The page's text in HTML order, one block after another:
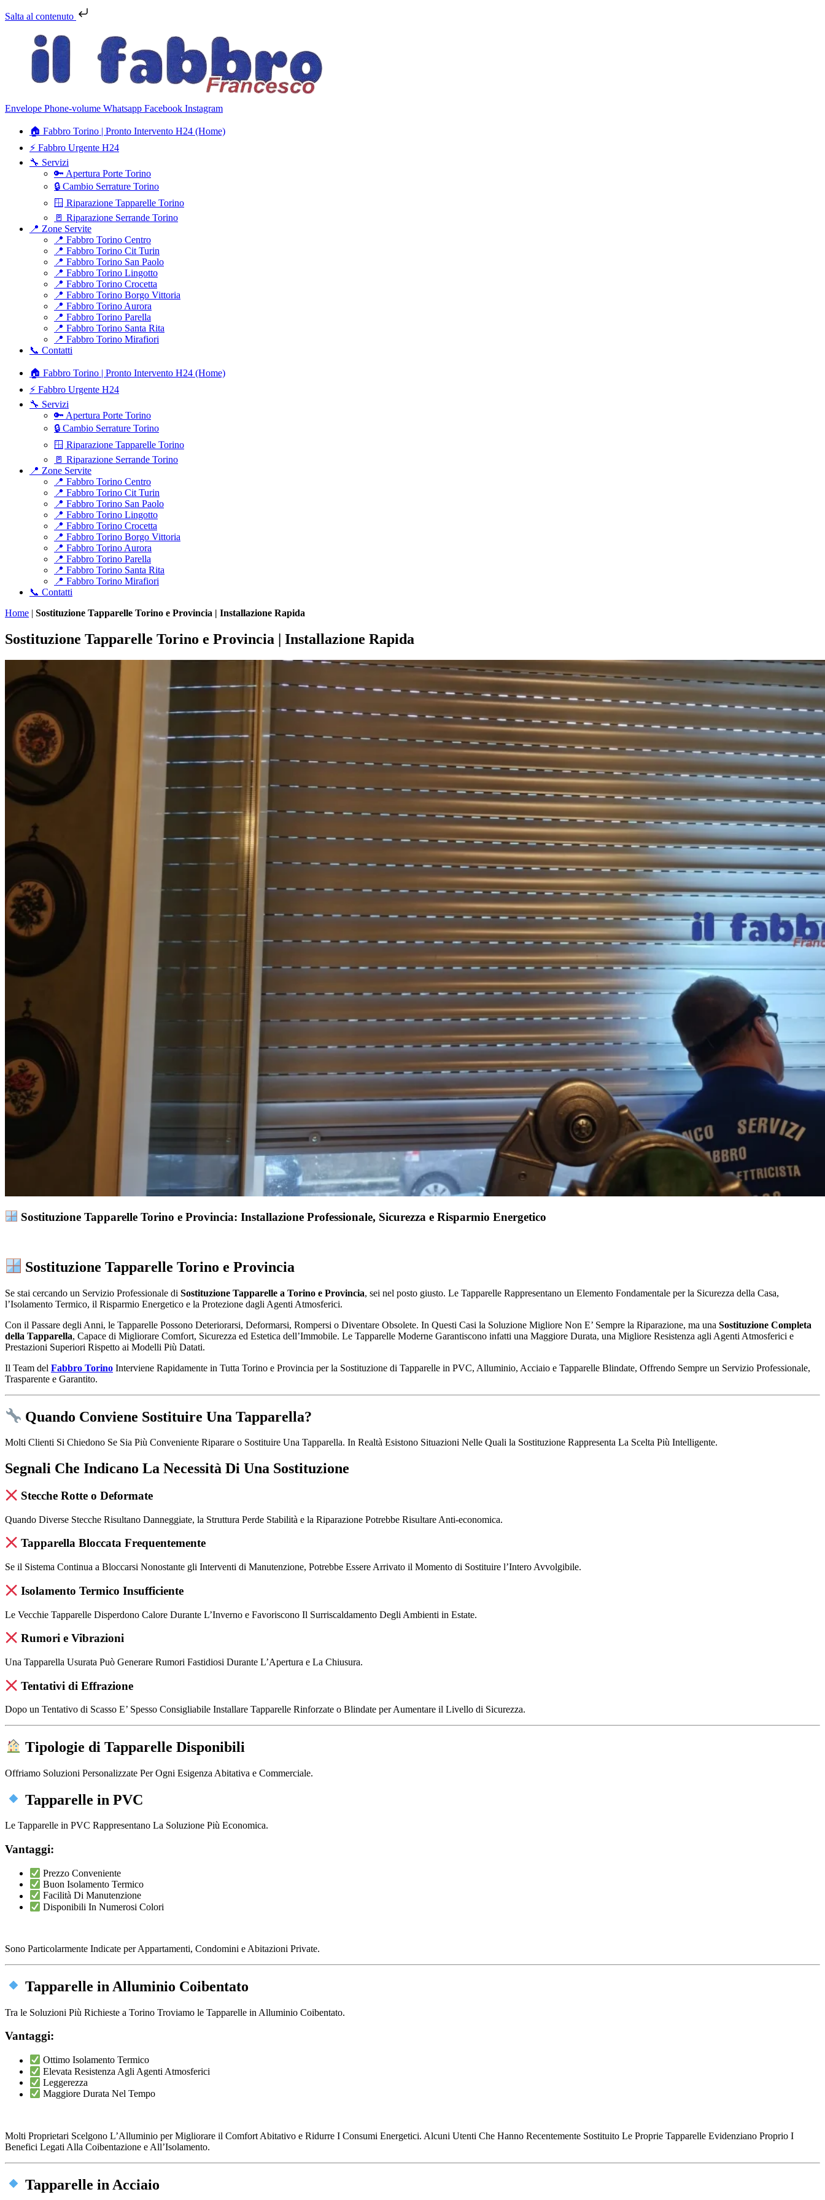
Salta al contenuto
Envelope Phone-volume Whatsapp Facebook Instagram
🏠 Fabbro Torino | Pronto Intervento H24 (Home)
⚡ Fabbro Urgente H24
🔧 Servizi
🔑 Apertura Porte Torino
🔒 Cambio Serrature Torino
🪟 Riparazione Tapparelle Torino
🚪 Riparazione Serrande Torino
📍 Zone Servite
📍 Fabbro Torino Centro
📍 Fabbro Torino Cit Turin
📍 Fabbro Torino San Paolo
📍 Fabbro Torino Lingotto
📍 Fabbro Torino Crocetta
📍 Fabbro Torino Borgo Vittoria
📍 Fabbro Torino Aurora
📍 Fabbro Torino Parella
📍 Fabbro Torino Santa Rita
📍 Fabbro Torino Mirafiori
📞 Contatti
🏠 Fabbro Torino | Pronto Intervento H24 (Home)
⚡ Fabbro Urgente H24
🔧 Servizi
🔑 Apertura Porte Torino
🔒 Cambio Serrature Torino
🪟 Riparazione Tapparelle Torino
🚪 Riparazione Serrande Torino
📍 Zone Servite
📍 Fabbro Torino Centro
📍 Fabbro Torino Cit Turin
📍 Fabbro Torino San Paolo
📍 Fabbro Torino Lingotto
📍 Fabbro Torino Crocetta
📍 Fabbro Torino Borgo Vittoria
📍 Fabbro Torino Aurora
📍 Fabbro Torino Parella
📍 Fabbro Torino Santa Rita
📍 Fabbro Torino Mirafiori
📞 Contatti
Home | Sostituzione Tapparelle Torino e Provincia | Installazione Rapida
Sostituzione Tapparelle Torino e Provincia | Installazione Rapida
Sostituzione Tapparelle Torino e Provincia: Installazione Professionale, Sicurezza e Risparmio Energetico
Sostituzione Tapparelle Torino e Provincia
Se stai cercando un Servizio Professionale di Sostituzione Tapparelle a Torino e Provincia, sei nel posto giusto. Le Tapparelle Rappresentano un Elemento Fondamentale per la Sicurezza della Casa,
l’Isolamento Termico, il Risparmio Energetico e la Protezione dagli Agenti Atmosferici.
Con il Passare degli Anni, le Tapparelle Possono Deteriorarsi, Deformarsi, Rompersi o Diventare Obsolete. In Questi Casi la Soluzione Migliore Non E’ Sempre la Riparazione, ma una Sostituzione Completa
della Tapparella, Capace di Migliorare Comfort, Sicurezza ed Estetica dell’Immobile. Le Tapparelle Moderne Garantiscono infatti una Maggiore Durata, una Migliore Resistenza agli Agenti Atmosferici e
Prestazioni Superiori Rispetto ai Modelli Più Datati.
Il Team del Fabbro Torino Interviene Rapidamente in Tutta Torino e Provincia per la Sostituzione di Tapparelle in PVC, Alluminio, Acciaio e Tapparelle Blindate, Offrendo Sempre un Servizio Professionale,
Trasparente e Garantito.
Quando Conviene Sostituire Una Tapparella?
Molti Clienti Si Chiedono Se Sia Più Conveniente Riparare o Sostituire Una Tapparella. In Realtà Esistono Situazioni Nelle Quali la Sostituzione Rappresenta La Scelta Più Intelligente.
Segnali Che Indicano La Necessità Di Una Sostituzione
Stecche Rotte o Deformate
Quando Diverse Stecche Risultano Danneggiate, la Struttura Perde Stabilità e la Riparazione Potrebbe Risultare Anti-economica.
Tapparella Bloccata Frequentemente
Se il Sistema Continua a Bloccarsi Nonostante gli Interventi di Manutenzione, Potrebbe Essere Arrivato il Momento di Sostituire l’Intero Avvolgibile.
Isolamento Termico Insufficiente
Le Vecchie Tapparelle Disperdono Calore Durante L’Inverno e Favoriscono Il Surriscaldamento Degli Ambienti in Estate.
Rumori e Vibrazioni
Una Tapparella Usurata Può Generare Rumori Fastidiosi Durante L’Apertura e La Chiusura.
Tentativi di Effrazione
Dopo un Tentativo di Scasso E’ Spesso Consigliabile Installare Tapparelle Rinforzate o Blindate per Aumentare il Livello di Sicurezza.
Tipologie di Tapparelle Disponibili
Offriamo Soluzioni Personalizzate Per Ogni Esigenza Abitativa e Commerciale.
Tapparelle in PVC
Le Tapparelle in PVC Rappresentano La Soluzione Più Economica.
Vantaggi:
Prezzo Conveniente
Buon Isolamento Termico
Facilità Di Manutenzione
Disponibili In Numerosi Colori
Sono Particolarmente Indicate per Appartamenti, Condomini e Abitazioni Private.
Tapparelle in Alluminio Coibentato
Tra le Soluzioni Più Richieste a Torino Troviamo le Tapparelle in Alluminio Coibentato.
Vantaggi:
Ottimo Isolamento Termico
Elevata Resistenza Agli Agenti Atmosferici
Leggerezza
Maggiore Durata Nel Tempo
Molti Proprietari Scelgono L’Alluminio per Migliorare il Comfort Abitativo e Ridurre I Consumi Energetici. Alcuni Utenti Che Hanno Recentemente Sostituito Le Proprie Tapparelle Evidenziano Proprio I
Benefici Legati Alla Coibentazione e All’Isolamento.
Tapparelle in Acciaio